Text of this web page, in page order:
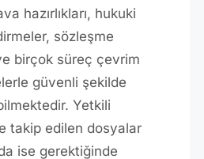
hazırlıkları, hukuki
sözleşme
birçok süreç çevrim
güvenli şekilde
Yetkili
takip edilen dosyalar
ise gerektiğinde